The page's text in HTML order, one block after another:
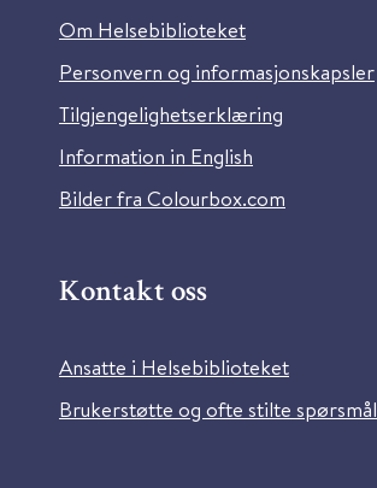
Om Helsebiblioteket
Personvern og informasjonskapsler
Tilgjengelighetserklæring
Information in English
Bilder fra Colourbox.com
Kontakt oss
Ansatte i Helsebiblioteket
Brukerstøtte og ofte stilte spørsmål